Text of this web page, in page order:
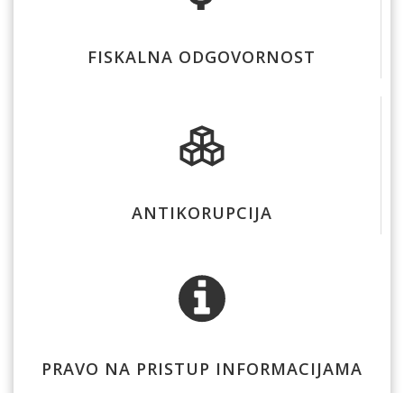
FISKALNA ODGOVORNOST
ANTIKORUPCIJA
PRAVO NA PRISTUP INFORMACIJAMA